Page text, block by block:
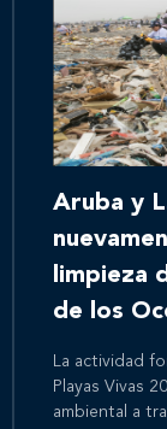
Aruba y
limpieza
de los
La actividad
Playas Vivas
ambiental a